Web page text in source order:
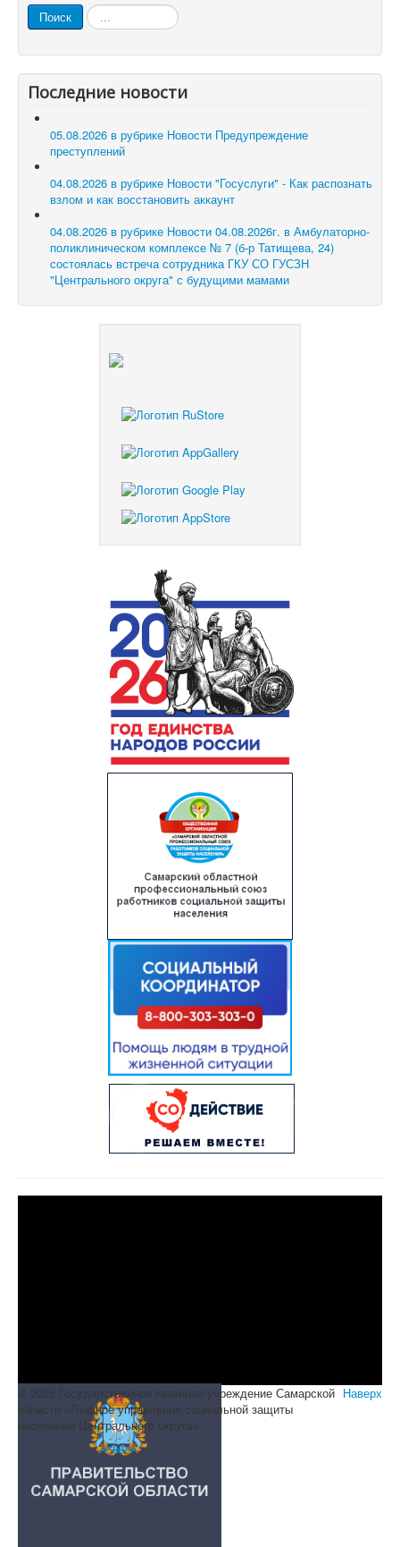
Поиск Искать...
Последние новости
05.08.2026 в рубрике Новости Предупреждение
преступлений
04.08.2026 в рубрике Новости "Госуслуги" - Как распознать
взлом и как восстановить аккаунт
04.08.2026 в рубрике Новости 04.08.2026г. в Амбулаторно-
поликлиническом комплексе № 7 (б-р Татищева, 24)
состоялась встреча сотрудника ГКУ СО ГУСЗН
"Центрального округа" с будущими мамами
Наверх
© 2026 Государственное казенное учреждение Самарской
области «Главное управление социальной защиты
населения Центрального округа»